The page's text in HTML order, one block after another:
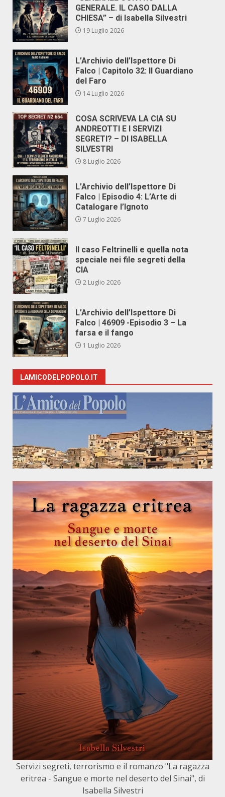
GENERALE. IL CASO DALLA
CHIESA” – di Isabella Silvestri
19 Luglio 2026
L’Archivio dell’Ispettore Di
Falco | Capitolo 32: Il Guardiano
del Faro
14 Luglio 2026
COSA SCRIVEVA LA CIA SU
ANDREOTTI E I SERVIZI
SEGRETI? – DI ISABELLA
SILVESTRI
8 Luglio 2026
L’Archivio dell’Ispettore Di
Falco | Episodio 4: L’Arte di
Catalogare l’Ignoto
7 Luglio 2026
Il caso Feltrinelli e quella nota
speciale nei file segreti della
CIA
2 Luglio 2026
L’Archivio dell’Ispettore Di
Falco | 46909 -Episodio 3 – La
farsa e il fango
1 Luglio 2026
LAMICODELPOPOLO.IT
Servizi segreti, terrorismo e il romanzo "La ragazza
eritrea - Sangue e morte nel deserto del Sinai", di
Isabella Silvestri